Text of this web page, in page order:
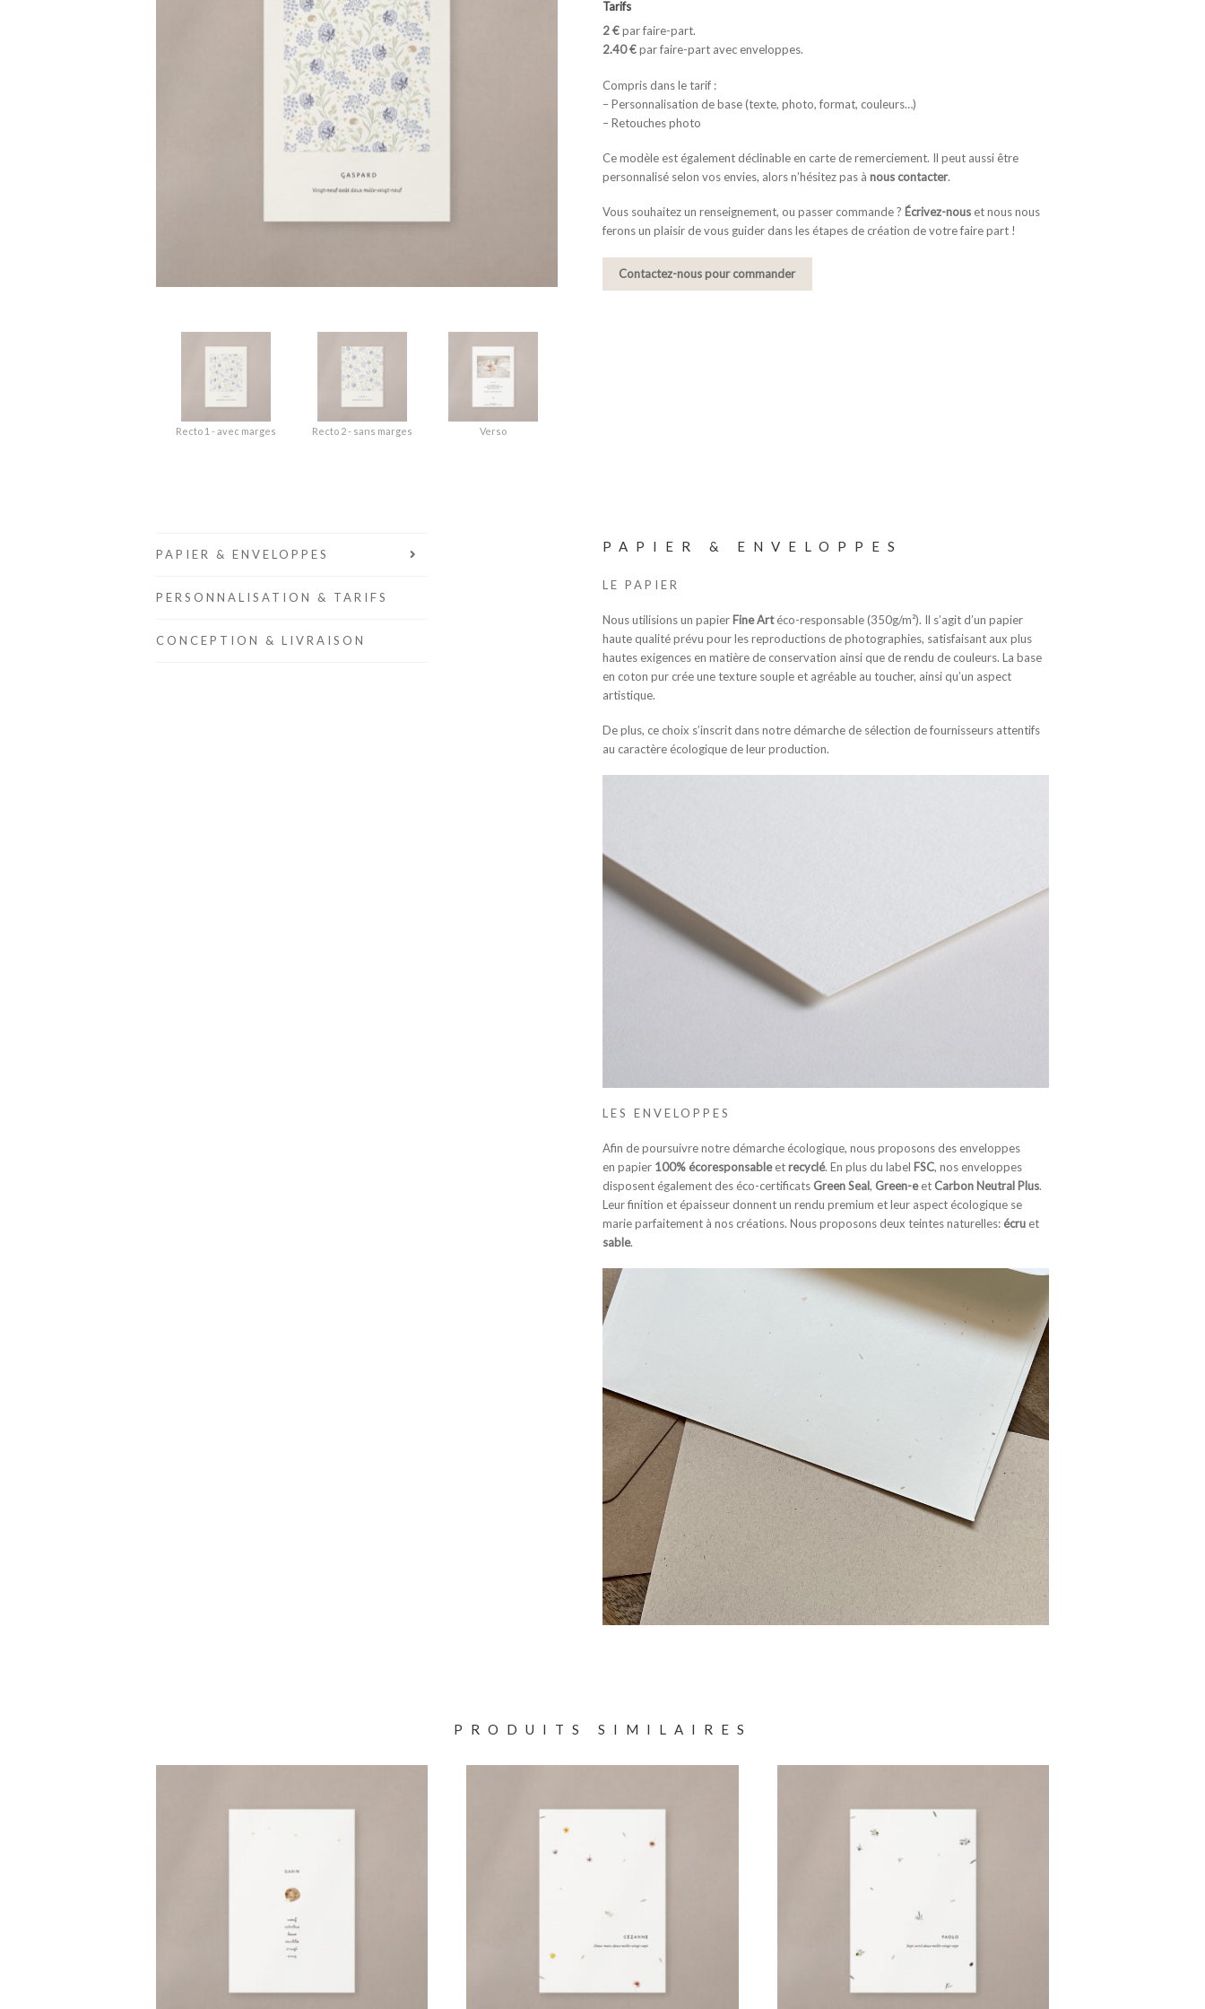
Recto 1 - avec marges Recto 2 - sans marges Verso
Tarifs
2 €par faire-part.
2.40 €par faire-part avec enveloppes.
Compris dans le tarif :
– Personnalisation de base (texte, photo, format, couleurs…)
– Retouches photo
Ce modèle est également déclinable en carte de remerciement. Il peut aussi être
personnalisé selon vos envies, alors n’hésitez pas à nous contacter.
Vous souhaitez un renseignement, ou passer commande ? Écrivez-nous et nous nous
ferons un plaisir de vous guider dans les étapes de création de votre faire part !
Contactez-nous pour commander
PAPIER & ENVELOPPES
PERSONNALISATION & TARIFS
CONCEPTION & LIVRAISON
PAPIER & ENVELOPPES
LE PAPIER
Nous utilisions un papierFine Artéco-responsable (350g/m²). Il s’agit d’un papier
haute qualité prévu pour les reproductions de photographies, satisfaisant aux plus
hautes exigences en matière de conservation ainsi que de rendu de couleurs. La base
en coton pur crée une texture souple et agréable au toucher, ainsi qu’un aspect
artistique.
De plus, ce choix s’inscrit dans notre démarche de sélection de fournisseurs attentifs
au caractère écologique de leur production.
LES ENVELOPPES
Afin de poursuivre notre démarche écologique, nous proposons des enveloppes
en papier 100% écoresponsableetrecyclé. En plus du label FSC, nos enveloppes
disposent également des éco-certificatsGreen Seal, Green-eetCarbon Neutral Plus.
Leur finition et épaisseur donnent un rendu premium et leur aspect écologique se
marie parfaitement à nos créations. Nous proposons deux teintes naturelles: écru et
sable.
PRODUITS SIMILAIRES